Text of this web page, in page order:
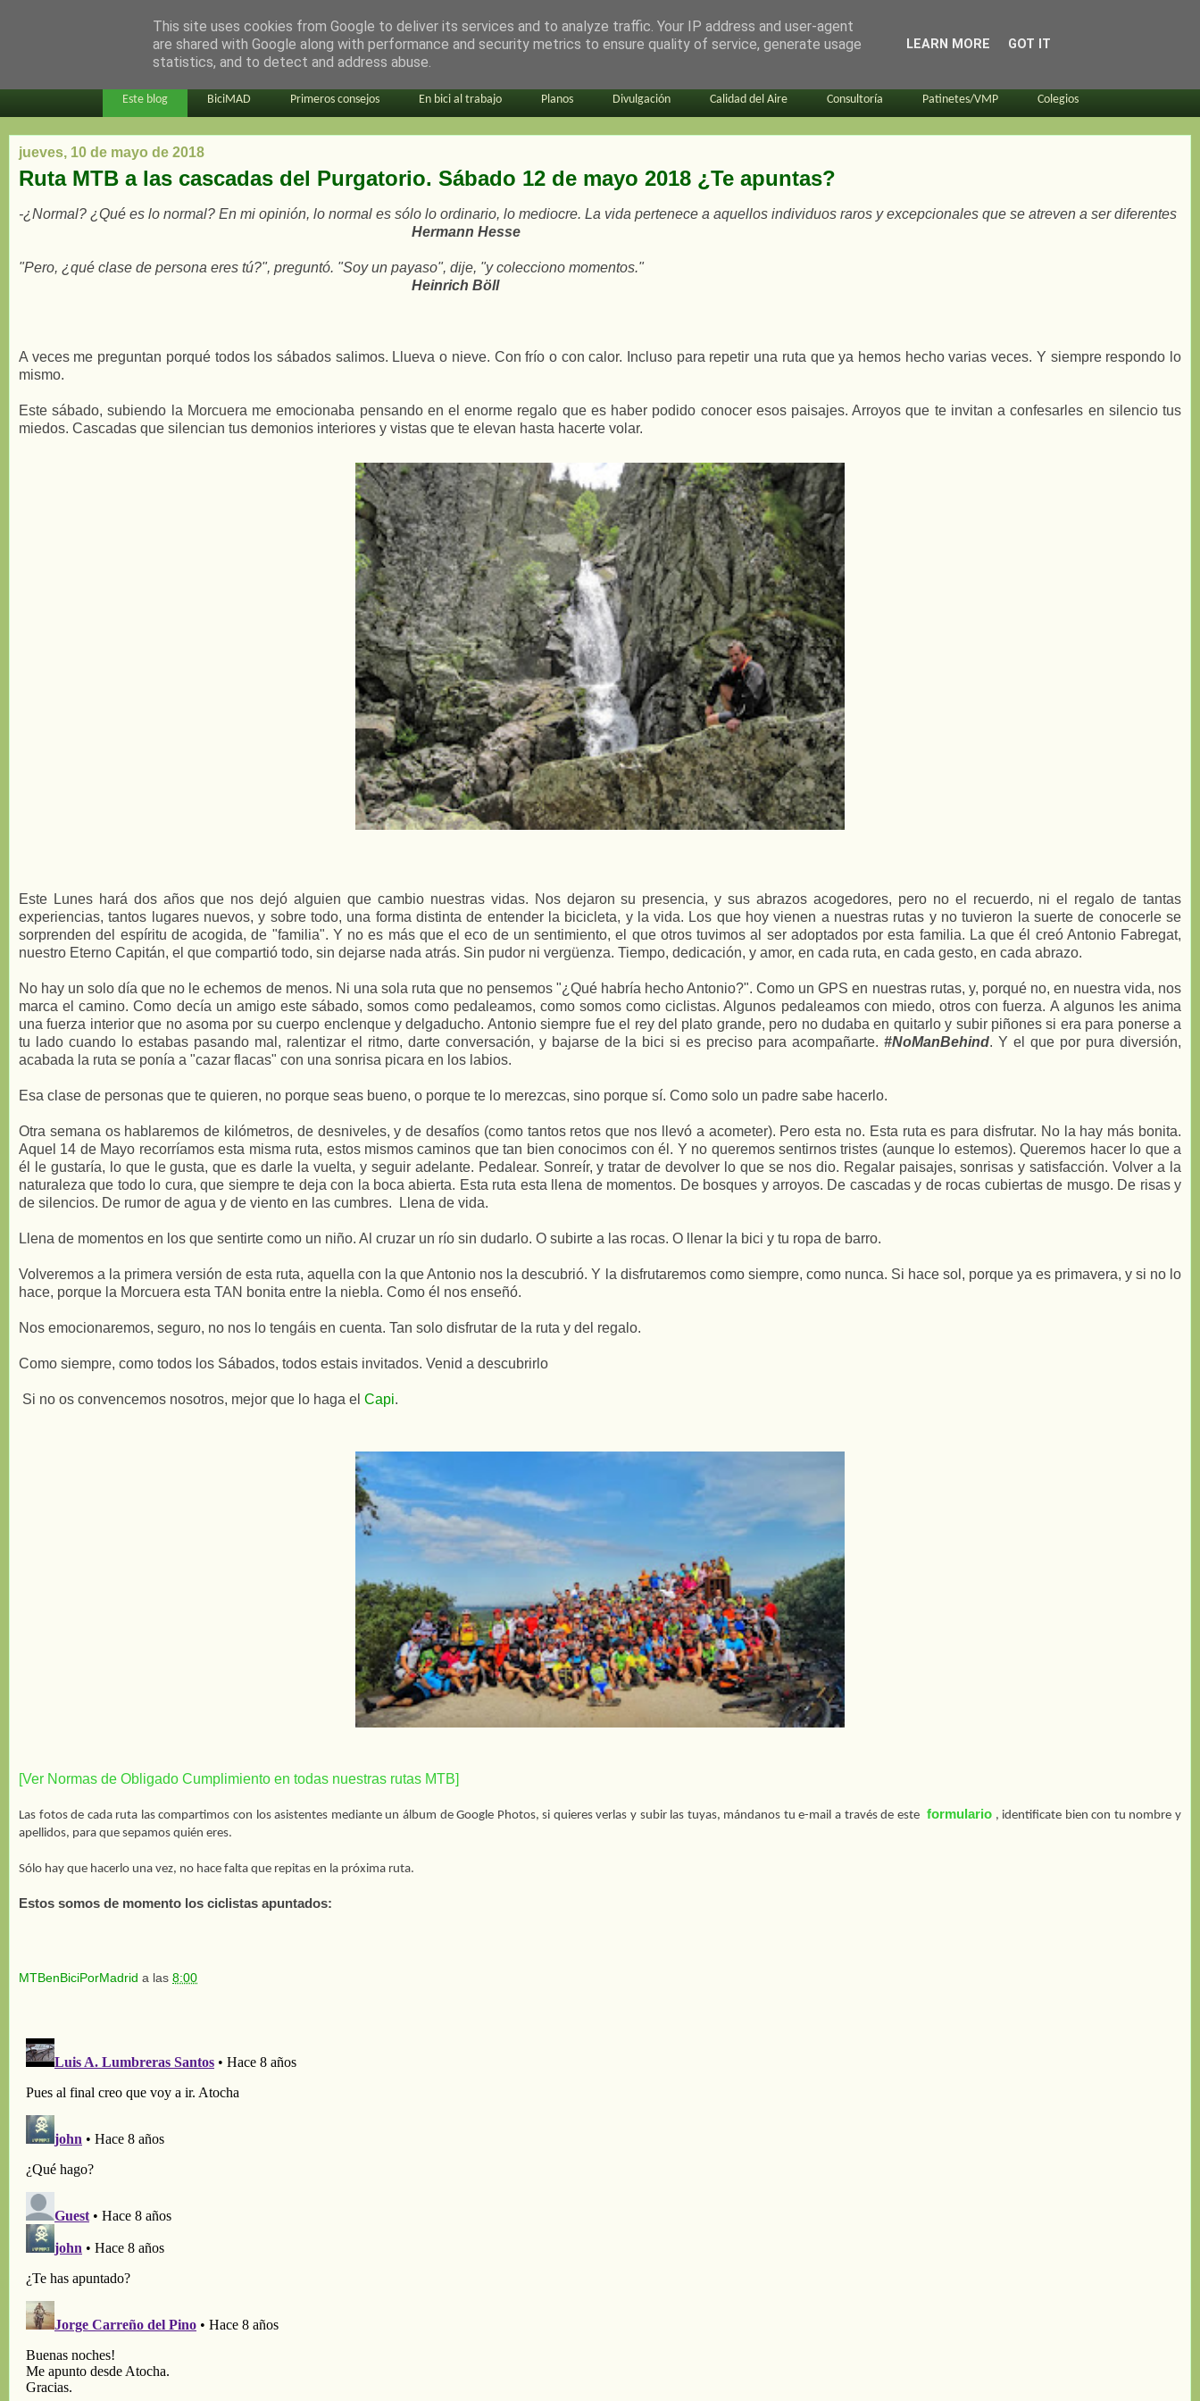
en bici por madrid
Este blog BiciMAD Primeros consejos En bici al trabajo Planos Divulgación Calidad del Aire Consultoría Patinetes/VMP Colegios
jueves, 10 de mayo de 2018
Ruta MTB a las cascadas del Purgatorio. Sábado 12 de mayo 2018 ¿Te apuntas?
-¿Normal? ¿Qué es lo normal? En mi opinión, lo normal es sólo lo ordinario, lo mediocre. La vida pertenece a aquellos individuos raros y excepcionales que se atreven a ser diferentes
Hermann Hesse
"Pero, ¿qué clase de persona eres tú?", preguntó. "Soy un payaso", dije, "y colecciono momentos."
Heinrich Böll
A veces me preguntan porqué todos los sábados salimos. Llueva o nieve. Con frío o con calor. Incluso para repetir una ruta que ya hemos hecho varias veces. Y siempre respondo lo
mismo.
Este sábado, subiendo la Morcuera me emocionaba pensando en el enorme regalo que es haber podido conocer esos paisajes. Arroyos que te invitan a confesarles en silencio tus
miedos. Cascadas que silencian tus demonios interiores y vistas que te elevan hasta hacerte volar.
Este Lunes hará dos años que nos dejó alguien que cambio nuestras vidas. Nos dejaron su presencia, y sus abrazos acogedores, pero no el recuerdo, ni el regalo de tantas
experiencias, tantos lugares nuevos, y sobre todo, una forma distinta de entender la bicicleta, y la vida. Los que hoy vienen a nuestras rutas y no tuvieron la suerte de conocerle se
sorprenden del espíritu de acogida, de "familia". Y no es más que el eco de un sentimiento, el que otros tuvimos al ser adoptados por esta familia. La que él creó Antonio Fabregat,
nuestro Eterno Capitán, el que compartió todo, sin dejarse nada atrás. Sin pudor ni vergüenza. Tiempo, dedicación, y amor, en cada ruta, en cada gesto, en cada abrazo.
No hay un solo día que no le echemos de menos. Ni una sola ruta que no pensemos "¿Qué habría hecho Antonio?". Como un GPS en nuestras rutas, y, porqué no, en nuestra vida, nos
marca el camino. Como decía un amigo este sábado, somos como pedaleamos, como somos como ciclistas. Algunos pedaleamos con miedo, otros con fuerza. A algunos les anima
una fuerza interior que no asoma por su cuerpo enclenque y delgaducho. Antonio siempre fue el rey del plato grande, pero no dudaba en quitarlo y subir piñones si era para ponerse a
tu lado cuando lo estabas pasando mal, ralentizar el ritmo, darte conversación, y bajarse de la bici si es preciso para acompañarte.#NoManBehind. Y el que por pura diversión,
acabada la ruta se ponía a "cazar flacas" con una sonrisa picara en los labios.
Esa clase de personas que te quieren, no porque seas bueno, o porque te lo merezcas, sino porque sí. Como solo un padre sabe hacerlo.
Otra semana os hablaremos de kilómetros, de desniveles, y de desafíos (como tantos retos que nos llevó a acometer). Pero esta no. Esta ruta es para disfrutar. No la hay más bonita.
Aquel 14 de Mayo recorríamos esta misma ruta, estos mismos caminos que tan bien conocimos con él. Y no queremos sentirnos tristes (aunque lo estemos). Queremos hacer lo que a
él le gustaría, lo que le gusta, que es darle la vuelta, y seguir adelante. Pedalear. Sonreír, y tratar de devolver lo que se nos dio. Regalar paisajes, sonrisas y satisfacción. Volver a la
naturaleza que todo lo cura, que siempre te deja con la boca abierta. Esta ruta esta llena de momentos. De bosques y arroyos. De cascadas y de rocas cubiertas de musgo. De risas y
de silencios. De rumor de agua y de viento en las cumbres. Llena de vida.
Llena de momentos en los que sentirte como un niño. Al cruzar un río sin dudarlo. O subirte a las rocas. O llenar la bici y tu ropa de barro.
Volveremos a la primera versión de esta ruta, aquella con la que Antonio nos la descubrió. Y la disfrutaremos como siempre, como nunca. Si hace sol, porque ya es primavera, y si no lo
hace, porque la Morcuera esta TAN bonita entre la niebla. Como él nos enseñó.
Nos emocionaremos, seguro, no nos lo tengáis en cuenta. Tan solo disfrutar de la ruta y del regalo.
Como siempre, como todos los Sábados, todos estais invitados. Venid a descubrirlo
Si no os convencemos nosotros, mejor que lo haga el Capi.
[Ver Normas de Obligado Cumplimiento en todas nuestras rutas MTB]
Las fotos de cada ruta las compartimos con los asistentes mediante un álbum de Google Photos, si quieres verlas y subir las tuyas, mándanos tu e-mail a través de este formulario, identificate bien con tu nombre y
apellidos, para que sepamos quién eres.
Sólo hay que hacerlo una vez, no hace falta que repitas en la próxima ruta.
Estos somos de momento los ciclistas apuntados:
MTBenBiciPorMadrid a las 8:00
This site uses cookies from Google to deliver its services and to analyze traffic. Your IP address and user-agent
are shared with Google along with performance and security metrics to ensure quality of service, generate usage
statistics, and to detect and address abuse.
LEARN MORE GOT IT